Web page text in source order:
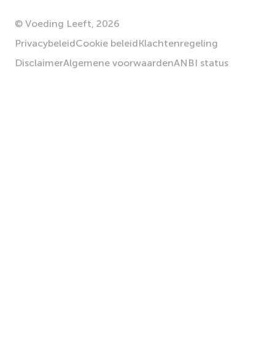
© Voeding Leeft 2026
PrivacybeleidCookie beleidKlachtenregeling
DisclaimerAlgemene voorwaardenANBI status